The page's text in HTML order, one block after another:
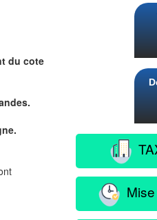
du cote